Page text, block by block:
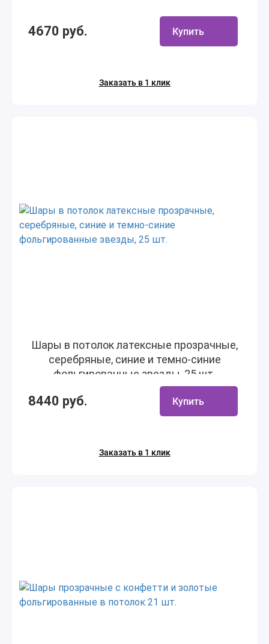
4670 руб. Купить
Заказать в 1 клик
Шары в потолок латексные прозрачные,
серебряные, синие и темно-синие
фольгированные звезды, 25 шт.
8440 руб. Купить
Заказать в 1 клик